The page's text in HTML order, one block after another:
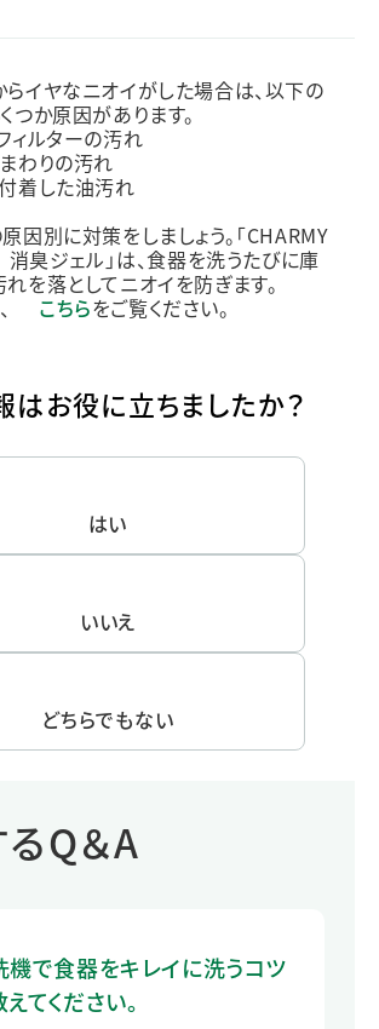
イヤなニオイがした場合は、以下の
つか原因があります。
ィルターの汚れ
わりの汚れ
着した油汚れ
因別に対策をしましょう。「CHARMY
消臭ジェル」は、食器を洗うたびに庫
を落としてニオイを防ぎます。
こちらをご覧ください。
はお役に立ちましたか？
はい
いいえ
どちらでもない
Q＆A
機で食器をキレイに洗うコツ
てください。